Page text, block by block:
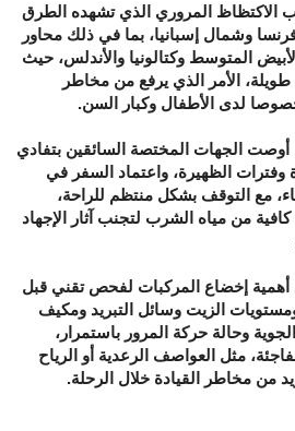
الاكتظاظ المروري الذي تشهده الطرق
وشمال إسبانيا، بما في ذلك محاور
المتوسط وكتالونيا والأندلس، حيث
الأمر الذي يرفع من مخاطر
لدى الأطفال وكبار السن.
الجهات المختصة السائقين بتفادي
وفترات الظهيرة، واعتماد السفر في
مع التوقف بشكل منتظم للراحة،
من مياه الشرب لتجنب آثار الإجهاد
إخضاع المركبات لفحص تقني قبل
الزيت وسائل التبريد ومكيف
وحالة حركة المرور باستمرار،
مثل العواصف الرعدية أو الرياح
من مخاطر القيادة خلال الرحلة.